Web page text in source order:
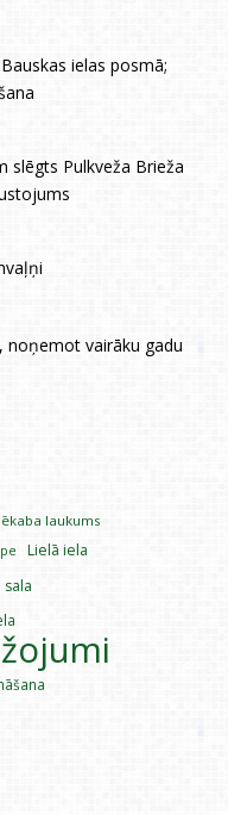
ielas posmā;
slēgts Pulkveža Brieža
noņemot vairāku gadu
laukums
Lielā iela
sala